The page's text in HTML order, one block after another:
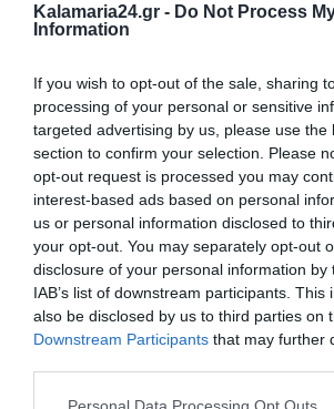
Kalamaria24.gr - Do Not Process
Information
If you wish to opt-out of the sale, sharing
processing of your personal or sensitive
targeted advertising by us, please use the
section to confirm your selection. Please
opt-out request is processed you may
interest-based ads based on personal
us or personal information disclosed to
your opt-out. You may separately opt-out
disclosure of your personal information by
IAB’s list of downstream participants. This
also be disclosed by us to third parties on
Downstream Participants that may further